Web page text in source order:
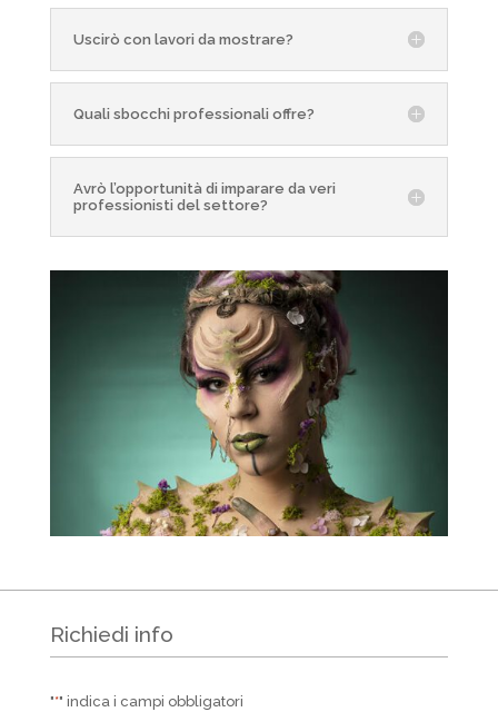
Uscirò con lavori da mostrare?
Quali sbocchi professionali offre?
Avrò l’opportunità di imparare da veri
professionisti del settore?
Richiedi info
"*" indica i campi obbligatori